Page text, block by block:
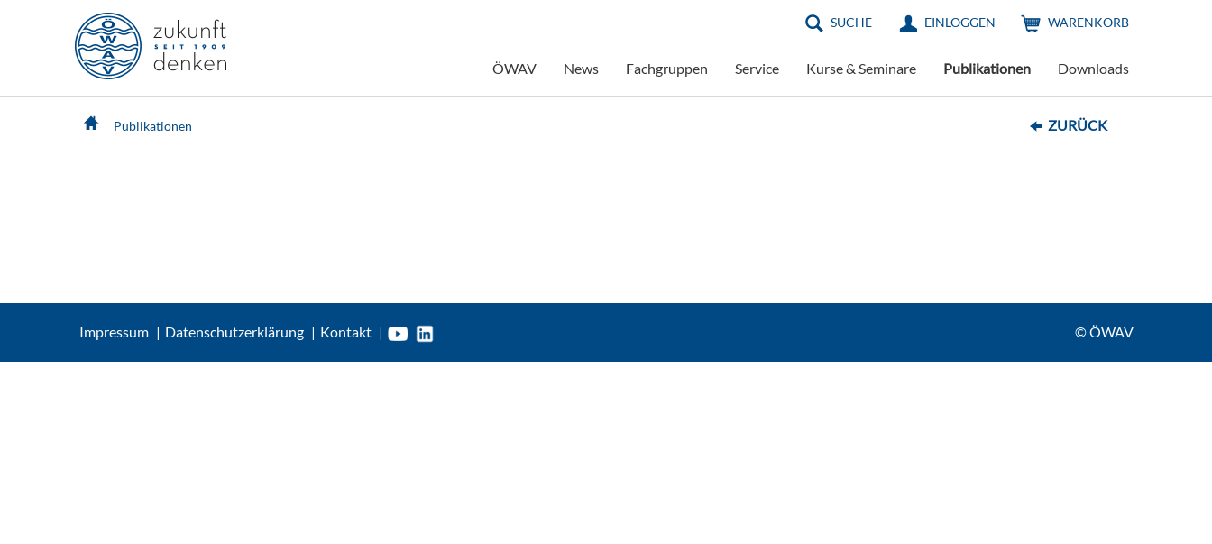
SUCHE EINLOGGEN WARENKORB
ÖWAV News Fachgruppen Service Kurse & Seminare Publikationen Downloads
Publikationen ZURÜCK
Impressum Datenschutzerklärung Kontakt © ÖWAV